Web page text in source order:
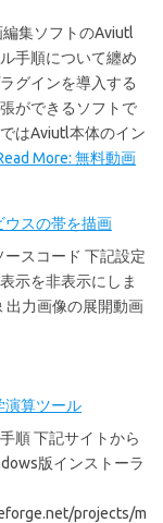
集ソフトのAviutl
手順について纏め
グインを導入する
ができるソフトで
はAviutl本体のイン
More: 無料動画
ウスの帯を描画
ースコード 下記設定
示を非表示にしま
出力画像の展開動画
算ツール
順 下記サイトから
版インストーラ
projects/m